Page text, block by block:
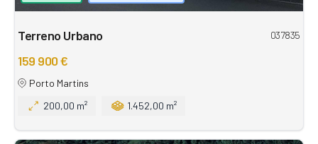
Terreno Urbano 037835
159 900 €
Porto Martins
200,00 m²
1.452,00 m²